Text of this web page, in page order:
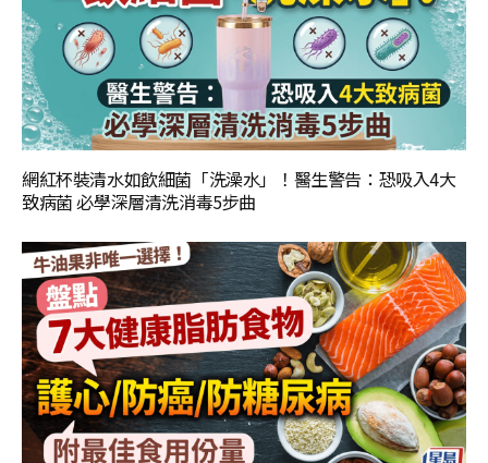
網紅杯裝清水如飲細菌「洗澡水」！醫生警告：恐吸入4大
致病菌 必學深層清洗消毒5步曲